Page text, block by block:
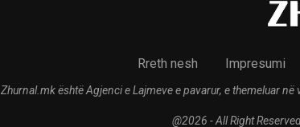
Rreth nesh Impresumi
Zhurnal.mk është Agjenci e Lajmeve e pavarur, e themeluar
@2026 - All Right